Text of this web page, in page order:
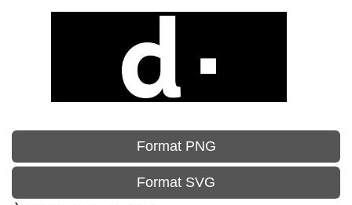
Format PNG
Format SVG